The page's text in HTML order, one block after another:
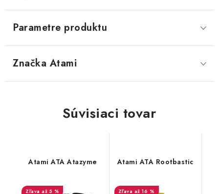
Parametre produktu
Značka Atami
Súvisiaci tovar
Atami ATA Atazyme
až 5 %
Atami ATA Rootbastic
až 16 %